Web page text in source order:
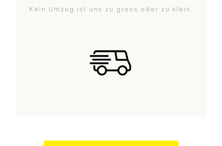
Kein Umzug ist uns zu gross oder zu klein.